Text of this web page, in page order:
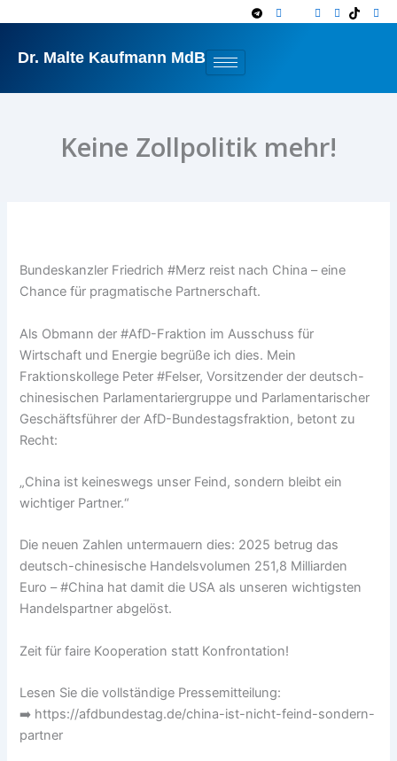
springen
Dr. Malte Kaufmann MdB
Keine Zollpolitik mehr!
Bundeskanzler Friedrich #Merz reist nach China – eine
Chance für pragmatische Partnerschaft.
Als Obmann der #AfD-Fraktion im Ausschuss für
Wirtschaft und Energie begrüße ich dies. Mein
Fraktionskollege Peter #Felser, Vorsitzender der deutsch-
chinesischen Parlamentariergruppe und Parlamentarischer
Geschäftsführer der AfD-Bundestagsfraktion, betont zu
Recht:
„China ist keineswegs unser Feind, sondern bleibt ein
wichtiger Partner.“
Die neuen Zahlen untermauern dies: 2025 betrug das
deutsch-chinesische Handelsvolumen 251,8 Milliarden
Euro – #China hat damit die USA als unseren wichtigsten
Handelspartner abgelöst.
Zeit für faire Kooperation statt Konfrontation!
Lesen Sie die vollständige Pressemitteilung:
➡️ https://afdbundestag.de/china-ist-nicht-feind-sondern-
partner